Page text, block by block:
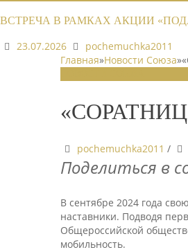
ВСТРЕЧА В РАМКАХ АКЦИИ
23.07.2026
pochemuchka2011
Главная»Новости Союза»
pochemuchka2011 /
Поделиться в
В сентябре 2024 года
наставники. Подводя
Общероссийской
мобильность.